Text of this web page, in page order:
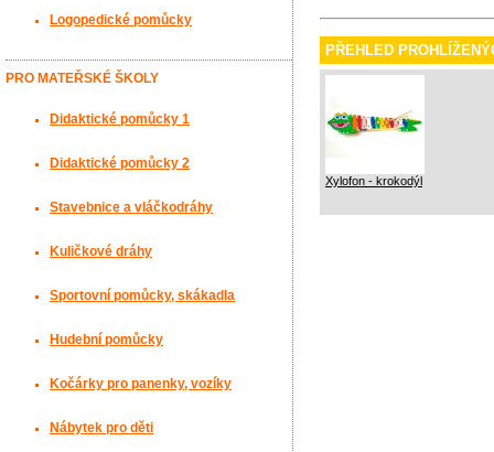
PŘEHLED
Xylofon - krokodýl
Logopedické pomůcky
PRO MATEŘSKÉ ŠKOLY
Didaktické pomůcky 1
Didaktické pomůcky 2
Stavebnice a vláčkodráhy
Kuličkové dráhy
Sportovní pomůcky, skákadla
Hudební pomůcky
Kočárky pro panenky, vozíky
Nábytek pro děti